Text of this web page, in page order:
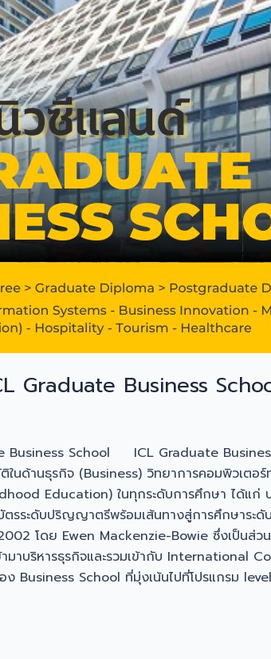
Graduate Business
Business School ICL Graduate
ในด้านธุรกิจ (Business) วิทยาการคอมพิวเต
Education) ในทุกระดับการศึกษา ได้
รระดับปริญญาตรีพร้อมเส้นทางสู่การศึกษาระ
โดย Ewen Mackenzie-Bowie ซึ่งเป็นส่
มาบริหารธุรกิจและรวมเข้ากับ International
ง Business School ที่มุ่งเน้นไปที่โปรแกรม